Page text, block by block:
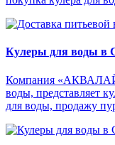
Кулеры для воды в
Компания
воды, представляет
для воды, продажу